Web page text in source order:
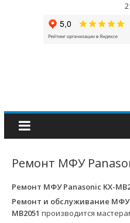
Ремонт МФУ
Ремонт МФУ Panasonic KX-
Ремонт и обслуживание МФУ
MB2051 производится